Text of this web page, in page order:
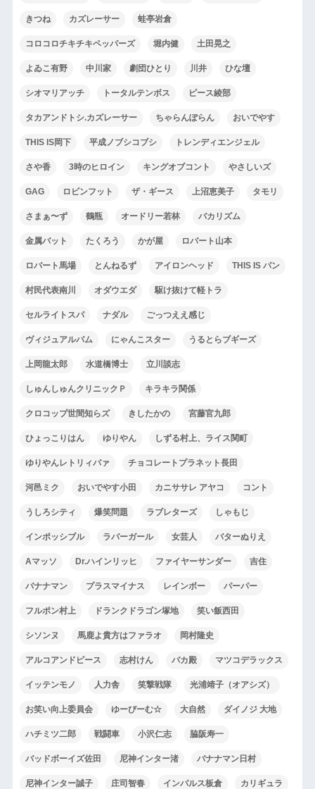
きつね カズレーサー 蛙亭岩倉
コロコロチキチキペッパーズ 堀内健 土田晃之
よゐこ有野 中川家 劇団ひとり 川井 ひな壇
シオマリアッチ トータルテンボス ピース綾部
タカアンドトシ.カズレーサー ちゃらんぽらん おいでやす
THIS IS岡下 平成ノブシコブシ トレンディエンジェル
さや香 3時のヒロイン キングオブコント やさしいズ
GAG ロビンフット ザ・ギース 上沼恵美子 タモリ
さまぁ〜ず 鶴瓶 オードリー若林 バカリズム
金属バット たくろう かが屋 ロバート山本
ロバート馬場 とんねるず アイロンヘッド THIS IS パン
村民代表南川 オダウエダ 駆け抜けて軽トラ
セルライトスパ ナダル ごっつええ感じ
ヴィジュアルバム にゃんこスター うるとらブギーズ
上岡龍太郎 水道橋博士 立川談志
しゅんしゅんクリニックＰ キラキラ関係
クロコップ世間知らズ きしたかの 宮藤官九郎
ひょっこりはん ゆりやん しずる村上、ライス関町
ゆりやんレトリィバァ チョコレートプラネット長田
河邑ミク おいでやす小田 カニササレ アヤコ コント
うしろシティ 爆笑問題 ラブレターズ しゃもじ
インポッシブル ラバーガール 女芸人 バターぬりえ
Aマッソ Dr.ハインリッヒ ファイヤーサンダー 吉住
バナナマン プラスマイナス レインボー パーパー
フルポン村上 ドランクドラゴン塚地 笑い飯西田
シソンヌ 馬鹿よ貴方はファラオ 岡村隆史
アルコアンドピース 志村けん バカ殿 マツコデラックス
イッテンモノ 人力舎 笑撃戦隊 光浦靖子（オアシズ）
お笑い向上委員会 ゆーびーむ☆ 大自然 ダイノジ 大地
ハチミツ二郎 戦闘車 小沢仁志 脇阪寿一
バッドボーイズ佐田 尼神インター渚 バナナマン日村
尼神インター誠子 庄司智春 インパルス板倉 カリギュラ